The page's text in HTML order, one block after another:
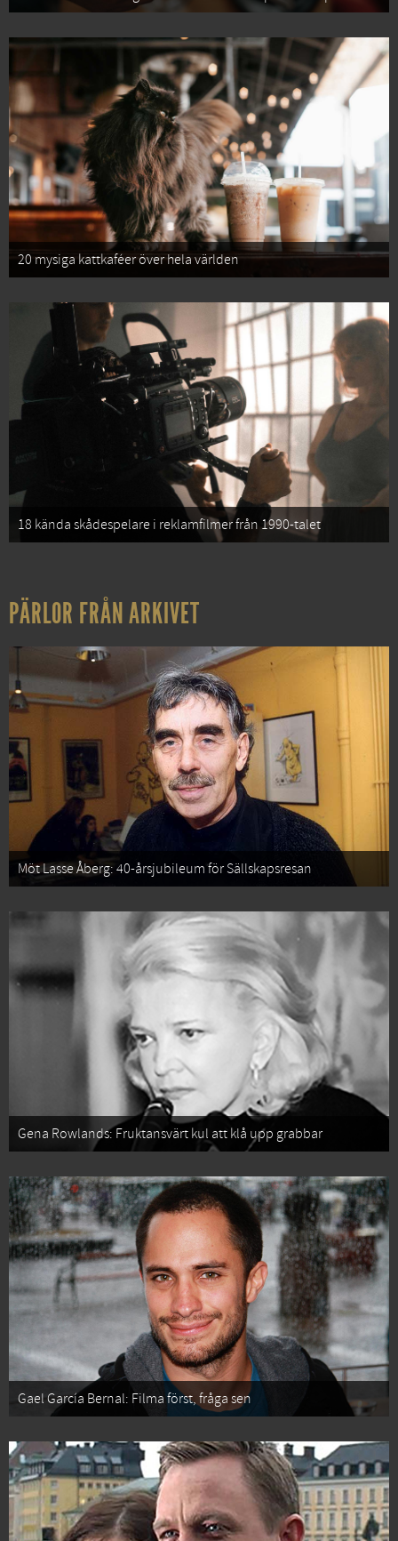
20 mysiga kattkaféer över hela världen
18 kända skådespelare i reklamfilmer från 1990-talet
PÄRLOR FRÅN ARKIVET
Möt Lasse Åberg: 40-årsjubileum för Sällskapsresan
Gena Rowlands: Fruktansvärt kul att klå upp grabbar
Gael García Bernal: Filma först, fråga sen